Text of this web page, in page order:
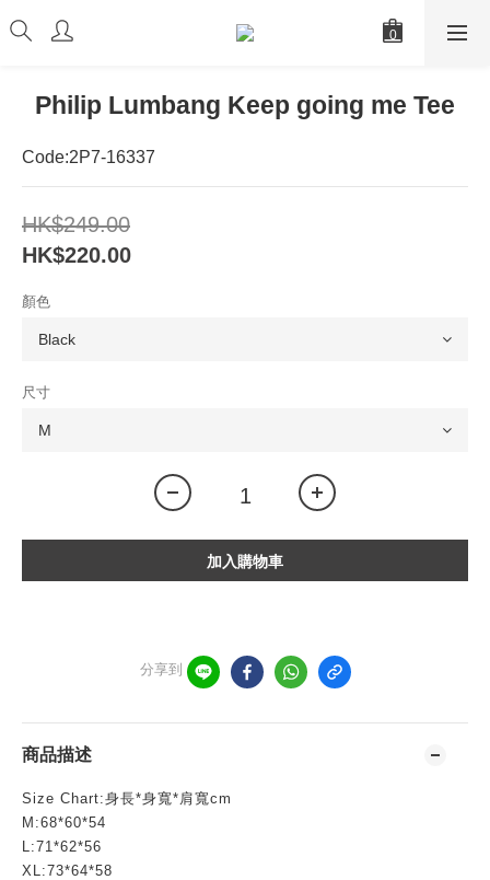
Philip Lumbang Keep going me Tee
Code:2P7-16337
HK$249.00
HK$220.00
顏色
尺寸
加入購物車
分享到
商品描述
Size Chart:身長*身寬*肩寬cm
M:68*60*54
L:71*62*56
XL:73*64*58